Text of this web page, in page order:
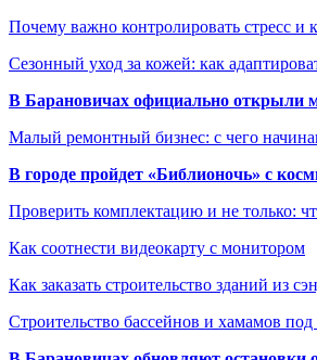
Почему важно контролировать стресс и
Сезонный уход за кожей: как
В Барановичах официально открыли
Малый ремонтный бизнес: с чего
В городе пройдет «Библионочь» с
Проверить комплектацию и не только:
Как соотнести видеокарту с монитором
Как заказать строительство зданий из
Строительство бассейнов и хамамов